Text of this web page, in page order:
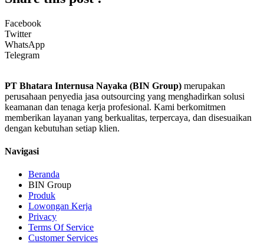
Facebook
Twitter
WhatsApp
Telegram
PT Bhatara Internusa Nayaka (BIN Group) merupakan
perusahaan penyedia jasa outsourcing yang menghadirkan solusi
keamanan dan tenaga kerja profesional. Kami berkomitmen
memberikan layanan yang berkualitas, terpercaya, dan disesuaikan
dengan kebutuhan setiap klien.
Navigasi
Beranda
BIN Group
Produk
Lowongan Kerja
Privacy
Terms Of Service
Customer Services